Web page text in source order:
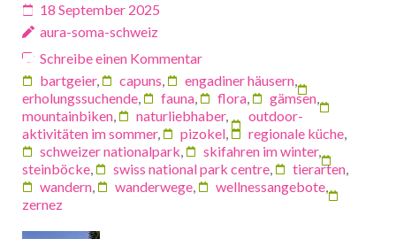
18 September 2025
aura-soma-schweiz
Schreibe einen Kommentar
bartgeier, capuns, engadiner häusern,
erholungssuchende, fauna, flora, gämsen,
mountainbiken, naturliebhaber,
outdoor-
aktivitäten im sommer, pizokel, regionale küche,
schweizer nationalpark, skifahren im winter,
steinböcke, swiss national park centre, tierarten,
wandern, wanderwege, wellnessangebote,
zernez